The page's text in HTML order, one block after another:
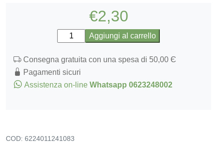
MACELLERIA
€2,30
Vitamin
Sparkling
Drink,
Bevanda
Frizzante
Gusto
Aggiungi al carrello
Consegna gratuita con una spesa di 50,00 Є
Pagamenti sicuri
Assistenza on-line Whatsapp 0623248002
COD: 6224011241083